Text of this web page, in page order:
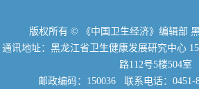
版权所有 © 《中国卫生经济》编辑部
通讯地址：黑龙江省卫生健康发展研究中心
路112号5楼504室
邮政编码：150036 联系电话：0451-